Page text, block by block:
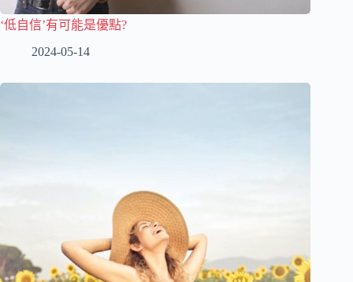
‘低自信’有可能是優點?
2024-05-14